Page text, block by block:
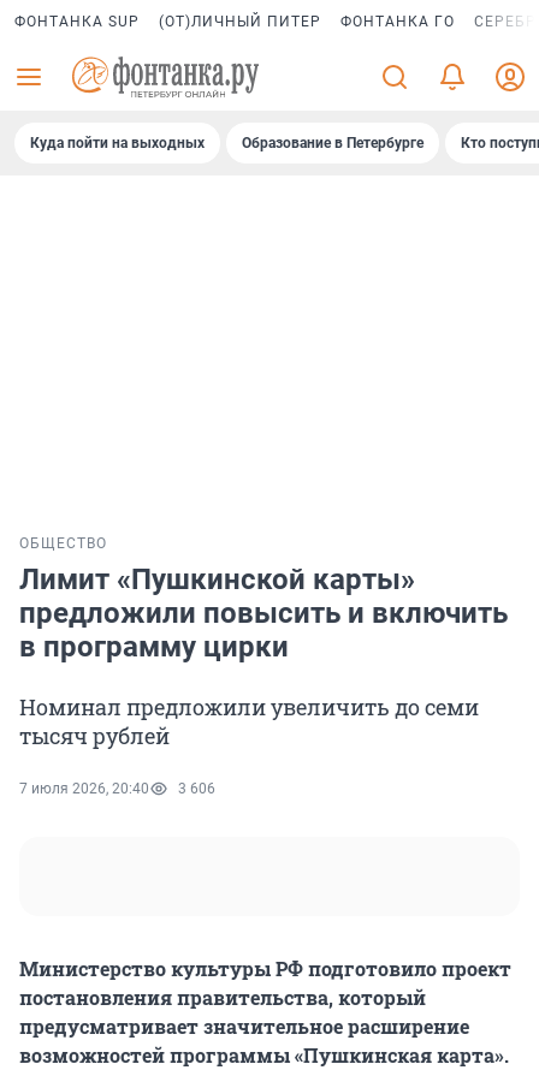
ФОНТАНКА SUP (ОТ)ЛИЧНЫЙ ПИТЕР ФОНТАНКА ГО
Куда пойти на выходных Образование в Петербурге Кто
ОБЩЕСТВО
Лимит «Пушкинской карты»
предложили повысить и включить
в программу цирки
Номинал предложили увеличить до семи
тысяч рублей
7 июля 2026, 20:40 3 606
Министерство культуры РФ подготовило проект
постановления правительства, который
предусматривает значительное расширение
возможностей программы «Пушкинская карта».